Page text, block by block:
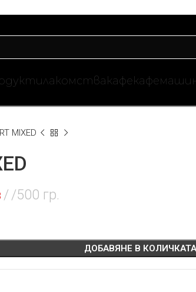
лакомствакафе
MIXED
/500 гр.
ДОБАВЯНЕ В КОЛИЧКАТА